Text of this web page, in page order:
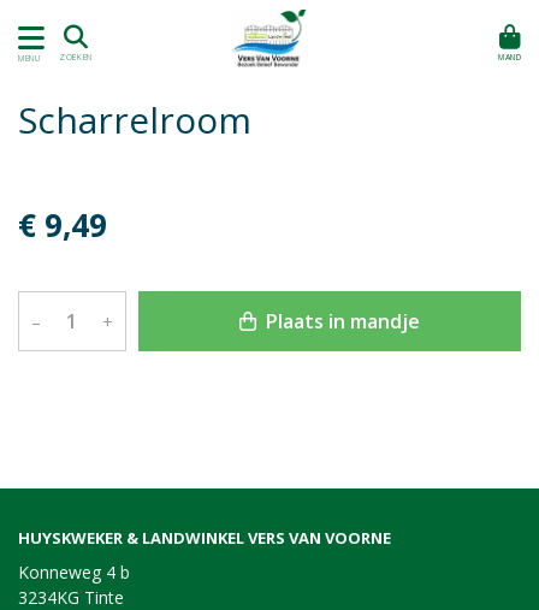
MENU ZOEKEN MAND
Scharrelroom
€ 9,49
– + Plaats in mandje
HUYSKWEKER & LANDWINKEL VERS VAN VOORNE
Konneweg 4 b
3234KG Tinte